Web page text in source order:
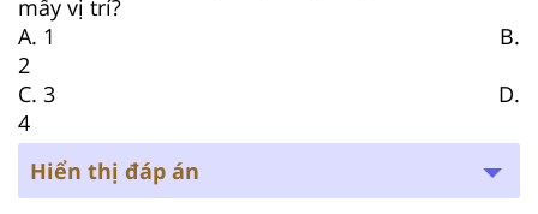
mấy vị trí?
A. 1 B.
2
C. 3 D.
4
Hiển thị đáp án